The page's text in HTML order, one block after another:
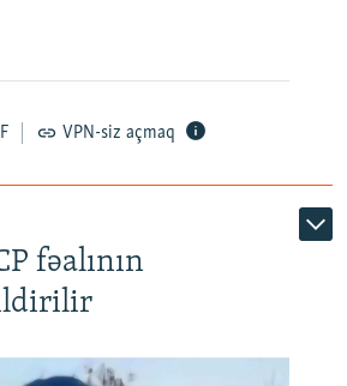
VPN-siz açmaq
fəalının